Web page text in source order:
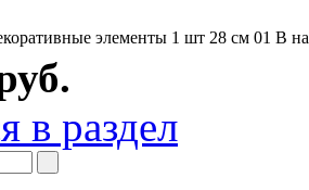
элементы 1 шт 28 см 01 В
в раздел